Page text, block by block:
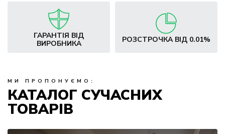
ГАРАНТІЯ ВІД
ВИРОБНИКА
РОЗСТРОЧКА ВІД 0.01%
МИ ПРОПОНУЄМО:
КАТАЛОГ СУЧАСНИХ
ТОВАРІВ